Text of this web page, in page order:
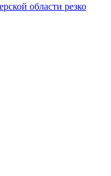
области резко